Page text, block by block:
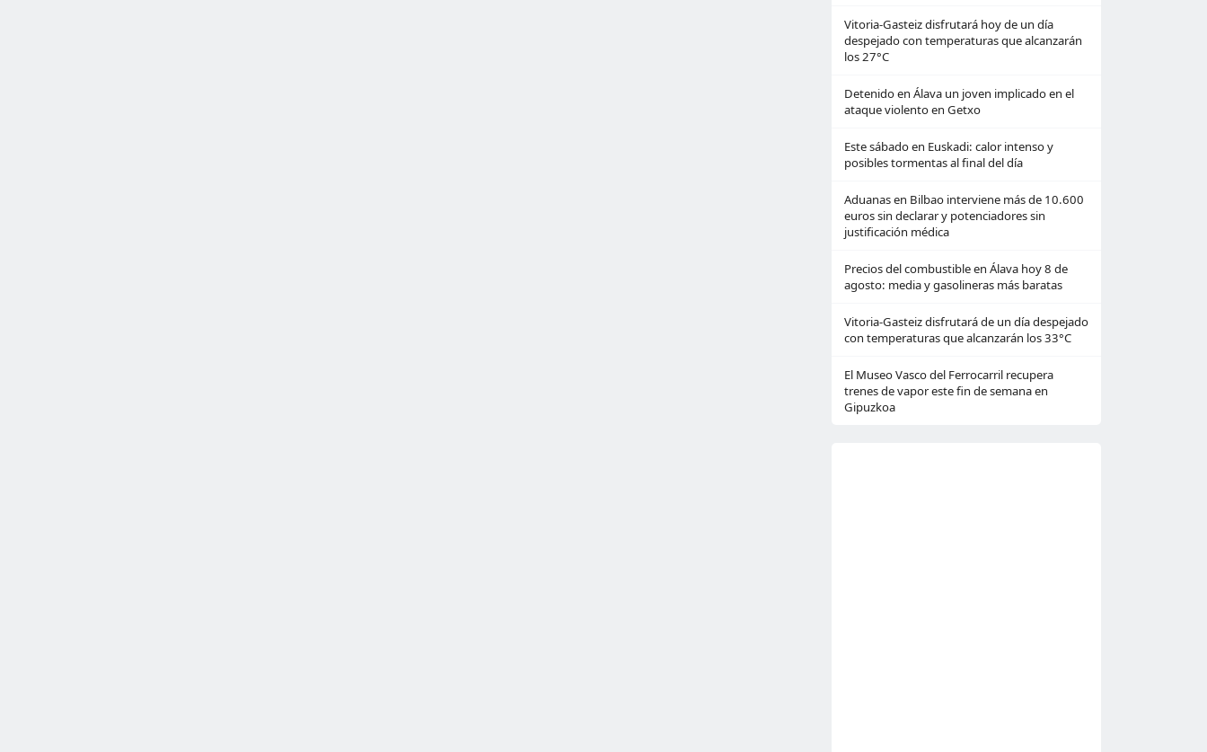
Vitoria-Gasteiz disfrutará hoy de un día
despejado con temperaturas que alcanzarán
los 27°C
Detenido en Álava un joven implicado en el
ataque violento en Getxo
Este sábado en Euskadi: calor intenso y
posibles tormentas al final del día
Aduanas en Bilbao interviene más de 10.600
euros sin declarar y potenciadores sin
justificación médica
Precios del combustible en Álava hoy 8 de
agosto: media y gasolineras más baratas
Vitoria-Gasteiz disfrutará de un día despejado
con temperaturas que alcanzarán los 33°C
El Museo Vasco del Ferrocarril recupera
trenes de vapor este fin de semana en
Gipuzkoa